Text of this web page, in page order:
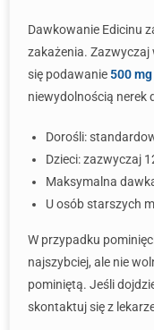
Dawkowanie Edicinu
zakażenia.
się podawanie 500
niewydolnością nerek
Dorośli:
Dzieci: zazwyczaj
Maksymalna
U osób starszych
W przypadku
najszybciej, ale nie
pominiętą. Jeśli
skontaktuj się z